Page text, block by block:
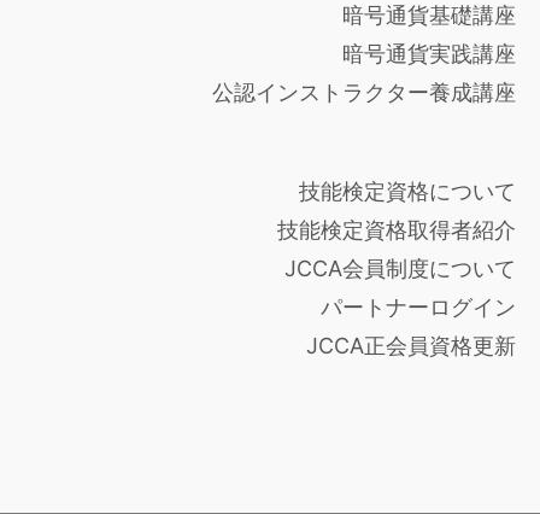
暗号通貨基礎講座
暗号通貨実践講座
公認インストラクター養成講座
技能検定資格について
技能検定資格取得者紹介
JCCA会員制度について
パートナーログイン
JCCA正会員資格更新